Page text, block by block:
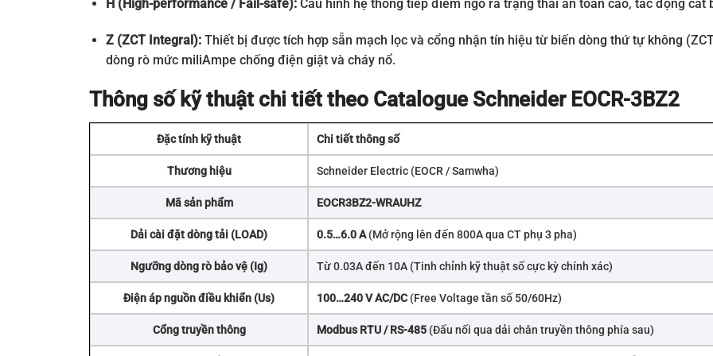
H (High-performance / Fail-safe):Cấu hình hệ thống tiếp điểm ngõ ra trạng thái an toàn cao, tác động cắt
Z (ZCT Integral):Thiết bị được tích hợp sẵn mạch lọc và cổng nhận tín hiệu từ biến dòng thứ tự không
dòng rò mức miliAmpe chống điện giật và cháy nổ.
Thông số kỹ thuật chi tiết theo Catalogue Schneider EOCR-3BZ2
Đặc tính kỹ thuật Chi tiết thông số
Thương hiệu Schneider Electric (EOCR / Samwha)
Mã sản phẩm EOCR3BZ2-WRAUHZ
Dải cài đặt dòng tải (LOAD) 0.5…6.0 A(Mở rộng lên đến 800A qua CT phụ 3 pha)
Ngưỡng dòng rò bảo vệ (Ig) Từ 0.03A đến 10A (Tinh chỉnh kỹ thuật số cực kỳ chính xác)
Điện áp nguồn điều khiển (Us) 100…240 V AC/DC (Free Voltage tần số 50/60Hz)
Cổng truyền thông Modbus RTU / RS-485 (Đấu nối qua dải chân truyền thông phía sau)